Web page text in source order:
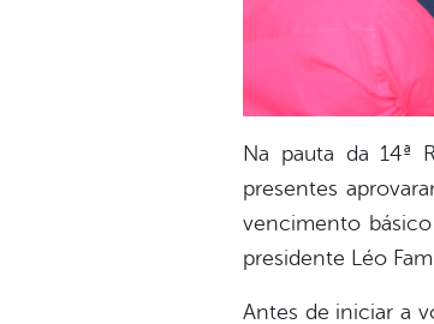
Na pauta da 14ª
presentes
vencimento
presidente Léo
Antes de iniciar a